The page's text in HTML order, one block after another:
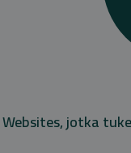
Websites, jotka